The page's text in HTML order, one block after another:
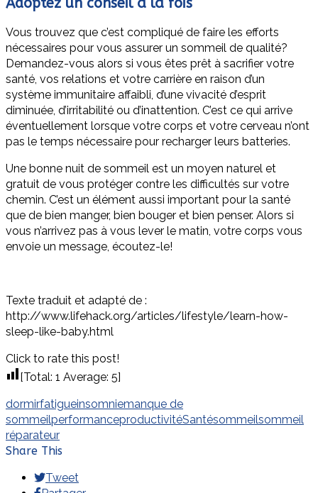
Vous trouvez que c’est compliqué de faire les efforts
nécessaires pour vous assurer un sommeil de qualité?
Demandez-vous alors si vous êtes prêt à sacrifier votre
santé, vos relations et votre carrière en raison d’un
système immunitaire affaibli, d’une vivacité d’esprit
diminuée, d’irritabilité ou d’inattention. C’est ce qui arrive
éventuellement lorsque votre corps et votre cerveau n’ont
pas le temps nécessaire pour recharger leurs batteries.
Une bonne nuit de sommeil est un moyen naturel et
gratuit de vous protéger contre les difficultés sur votre
chemin. C’est un élément aussi important pour la santé
que de bien manger, bien bouger et bien penser. Alors si
vous n’arrivez pas à vous lever le matin, votre corps vous
envoie un message, écoutez-le!
Texte traduit et adapté de :
http://www.lifehack.org/articles/lifestyle/learn-how-
sleep-like-baby.html
Click to rate this post!
[Total: 1 Average: 5]
dormirfatigueinsomniemanque de
sommeilperformanceproductivitéSantésommeilsommeil
réparateur
Share This
Tweet